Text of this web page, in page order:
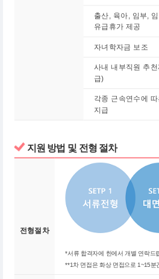
출산, 육아, 임부,
유급휴가 제공
자녀학자금 보조
사내 내부직원 추
급)
각종 근속연수에
지급
지원 방법 및 전형 절차
전형절차
*서류 합격자에 한에서 개별 연락드
**1차 면접은 화상 면접으로 1~15분